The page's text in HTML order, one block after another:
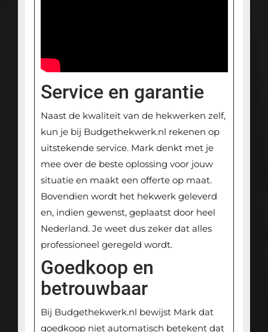
Service en garantie
Naast de kwaliteit van de hekwerken zelf,
kun je bij Budgethekwerk.nl rekenen op
uitstekende service. Mark denkt met je
mee over de beste oplossing voor jouw
situatie en maakt een offerte op maat.
Bovendien wordt het hekwerk geleverd
en, indien gewenst, geplaatst door heel
Nederland. Je weet dus zeker dat alles
professioneel geregeld wordt.
Goedkoop en
betrouwbaar
Bij Budgethekwerk.nl bewijst Mark dat
goedkoop niet automatisch betekent dat